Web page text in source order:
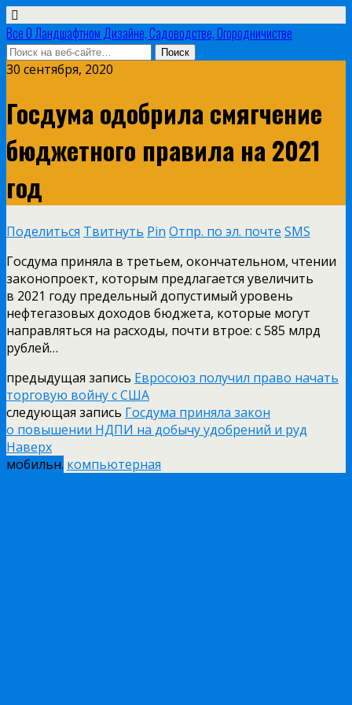
Все О Ландшафтном Дизайне, Садоводстве, Огородничистве
30 сентября, 2020
Госдума одобрила смягчение
бюджетного правила на 2021
год
Поделиться Твитнуть Pin Отпр. по эл. почте SMS
Госдума приняла в третьем, окончательном, чтении
законопроект, которым предлагается увеличить
в 2021 году предельный допустимый уровень
нефтегазовых доходов бюджета, которые могут
направляться на расходы, почти втрое: с 585 млрд
рублей…
предыдущая запись Евросоюз получил право начать
торговую войну с США
следующая запись Госдума приняла закон
о повышении НДПИ на добычу удобрений и руд
Наверх
мобильн. компьютерная